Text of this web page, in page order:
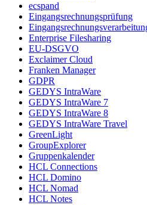
ecspand
Eingangsrechnungsprüfung
Enterprise Filesharing
EU-DSGVO
Exclaimer Cloud
Franken Manager
GDPR
GEDYS IntraWare
GEDYS IntraWare 7
GEDYS IntraWare 8
GEDYS IntraWare Travel
GreenLight
GroupExplorer
Gruppenkalender
HCL Connections
HCL Domino
HCL Nomad
HCL Notes